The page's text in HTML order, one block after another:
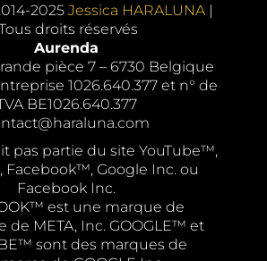
2025 Jessica HARALUNA |
droits réservés
Aurenda
pièce 7 – 6730 Belgique
1026.640.377 et n° de
BE1026.640.377
pas partie du site YouTube™,
Google Inc. ou
Facebook Inc.
est une marque de
de META, Inc. GOOGLE™ et
sont des marques de